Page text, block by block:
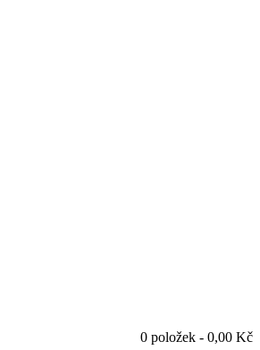
0 položek - 0,00 Kč